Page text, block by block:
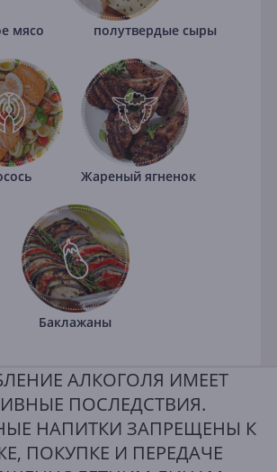
мясо полутвердые сыры
Жареный ягненок
Баклажаны
АЛКОГОЛЯ ИМЕЕТ
ПОСЛЕДСТВИЯ.
НАПИТКИ ЗАПРЕЩЕНЫ К
ПОКУПКЕ И ПЕРЕДАЧЕ